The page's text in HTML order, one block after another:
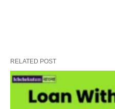
RELATED POST